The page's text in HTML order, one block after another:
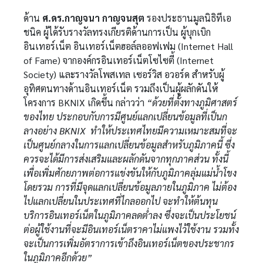
ด้าน ศ.ดร.กาญจนา กาญจนสุตรองประธานมูลนิธิทีเอ
ชนิค ผู้ได้รับรางวัลทรงเกียรติด้านการเป็น ผู้บุกเบิก
อินเทอร์เน็ต อินเทอร์เน็ตฮอล์ลออฟเฟม (Internet Hall
of Fame) จากองค์กรอินเทอร์เน็ตโซไซตี้ (Internet
Society) และรางวัลโพสเทล เซอร์วิส อวอร์ด สำหรับผู้
อุทิศตนทางด้านอินเทอร์เน็ต รวมถึงเป็นผู้ผลักดันให้
โครงการ BKNIX เกิดขึ้น กล่าวว่า “ด้วยที่ตั้งทางภูมิศาสตร์
ของไทย ประกอบกับการมีศูนย์แลกเปลี่ยนข้อมูลที่เป็นก
ลางอย่าง BKNIX ทำให้ประเทศไทยมีความเหมาะสมที่จะ
เป็นศูนย์กลางในการแลกเปลี่ยนข้อมูลสำหรับภูมิภาคนี้ ซึ่ง
ควรจะได้มีการส่งเสริมและผลักดันจากทุกภาคส่วน ทั้งนี้
เพื่อเพิ่มศักยภาพต่อการแข่งขันให้กับภูมิภาคลุ่มแม่น้ำโขง
โดยรวม การที่มีจุดแลกเปลี่ยนข้อมูลภายในภูมิภาค ไม่ต้อง
ไปแลกเปลี่ยนในประเทศที่ไกลออกไป จะทำให้ต้นทุน
บริการอินเทอร์เน็ตในภูมิภาคลดต่ำลง ซึ่งจะเป็นประโยชน์
ต่อผู้ใช้งานที่จะมีอินเทอร์เน็ตราคาไม่แพงไว้ใช้งาน รวมทั้ง
จะเป็นการเพิ่มอัตราการเข้าถึงอินเทอร์เน็ตของประชากร
ในภูมิภาคอีกด้วย”